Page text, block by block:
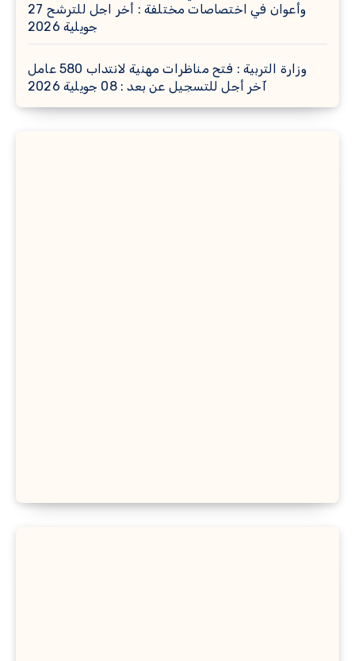
وأعوان في اختصاصات مختلفة : أخر اجل للترشح 27
جويلية 2026
وزارة التربية : فتح مناظرات مهنية لانتداب 580 عامل
آخر أجل للتسجيل عن بعد : 08 جويلية 2026